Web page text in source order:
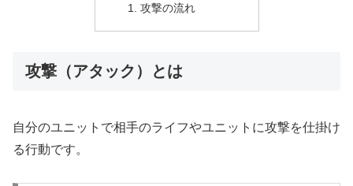
攻撃の流れ
攻撃（アタック）とは
自分のユニットで相手のライフやユニットに攻撃を仕掛け
る行動です。